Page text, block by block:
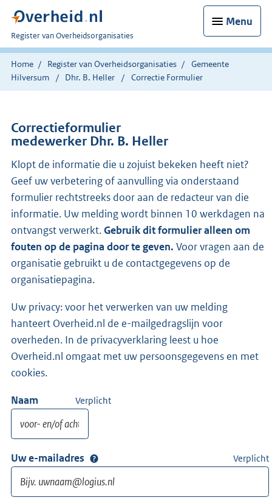
Menu
U
bent
nu
hier:
Register van Overheidsorganisaties
Home Register van Overheidsorganisaties
Gemeente
Hilversum
Dhr. B. Heller Correctie Formulier
Correctieformulier
medewerker Dhr. B. Heller
Klopt de informatie die u zojuist bekeken heeft niet?
Geef uw verbetering of aanvulling via onderstaand
formulier rechtstreeks door aan de redacteur van die
informatie. Uw melding wordt binnen 10 werkdagen na
ontvangst verwerkt.Gebruik dit formulier alleen om
fouten op de pagina door te geven. Voor vragen aan de
organisatie gebruikt u de contactgegevens op de
organisatiepagina.
Uw privacy: voor het verwerken van uw melding
hanteert Overheid.nl de e-mailgedragslijn voor
overheden. In de privacyverklaring leest u hoe
Overheid.nl omgaat met uw persoonsgegevens en met
cookies.
Naam Verplicht
Uw e-mailadres Verplicht